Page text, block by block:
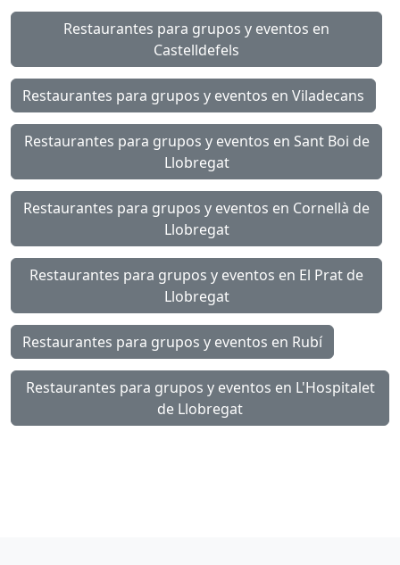
Restaurantes para grupos y eventos en
Castelldefels
Restaurantes para grupos y eventos en Viladecans
Restaurantes para grupos y eventos en Sant Boi de
Llobregat
Restaurantes para grupos y eventos en Cornellà de
Llobregat
Restaurantes para grupos y eventos en El Prat de
Llobregat
Restaurantes para grupos y eventos en Rubí
Restaurantes para grupos y eventos en L'Hospitalet
de Llobregat